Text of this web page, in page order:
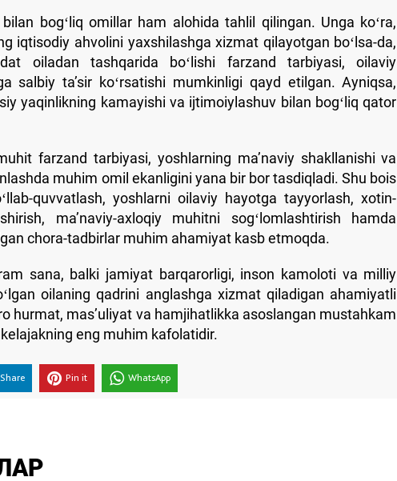
bogʻliq omillar ham alohida tahlil qilingan. Unga koʻra,
iqtisodiy ahvolini yaxshilashga xizmat qilayotgan boʻlsa-da,
oiladan tashqarida boʻlishi farzand tarbiyasi, oilaviy
salbiy taʼsir koʻrsatishi mumkinligi qayd etilgan. Ayniqsa,
yaqinlikning kamayishi va ijtimoiylashuv bilan bogʻliq qator
farzand tarbiyasi, yoshlarning maʼnaviy shakllanishi va
muhim omil ekanligini yana bir bor tasdiqladi. Shu bois
quvvatlash, yoshlarni oilaviy hayotga tayyorlash, xotin-
maʼnaviy-axloqiy muhitni sogʻlomlashtirish hamda
chora-tadbirlar muhim ahamiyat kasb etmoqda.
sana, balki jamiyat barqarorligi, inson kamoloti va milliy
oilaning qadrini anglashga xizmat qiladigan ahamiyatli
hurmat, masʼuliyat va hamjihatlikka asoslangan mustahkam
eng muhim kafolatidir.
Share Pin it WhatsApp